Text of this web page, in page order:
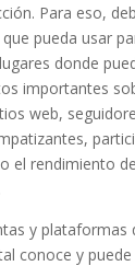
Para eso,
pueda usar
donde
importantes
web,
el rendimiento
y plataformas
conoce y